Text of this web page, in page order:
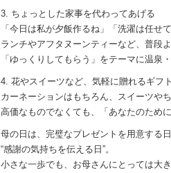
3. ちょっとした家事を代わってあげる
「今日は私が夕飯作るね」「洗濯は任せ
ランチやアフタヌーンティーなど、普段
「ゆっくりしてもらう」をテーマに温泉
4. 花やスイーツなど、気軽に贈れるギフ
カーネーションはもちろん、スイーツや
高価なものでなくても、「あなたのため
母の日は、完璧なプレゼントを用意する日
“感謝の気持ちを伝える日”。
小さな一歩でも、お母さんにとっては大